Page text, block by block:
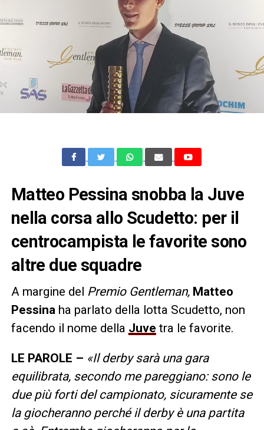
Matteo Pessina snobba la Juve
nella corsa allo Scudetto: per il
centrocampista le favorite sono
altre due squadre
A margine del Premio Gentleman, Matteo
Pessina ha parlato della lotta Scudetto, non
facendo il nome della Juve tra le favorite.
LE PAROLE – «Il derby sarà una gara
equilibrata, secondo me pareggiano: sono le
due più forti del campionato, sicuramente se
la giocheranno perché il derby è una partita